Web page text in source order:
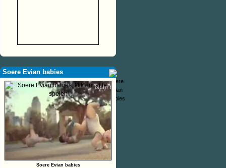
Soere Evian babies
Soere Evian babies